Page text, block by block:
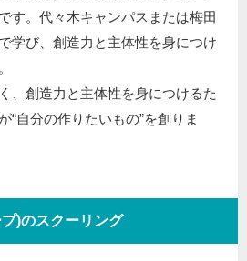
す。代々木キャンパスまたは梅田
学び、創造力と主体性を身につけ
、創造力と主体性を身につけるた
“自分の作りたいもの”を創りま
)のスクーリング